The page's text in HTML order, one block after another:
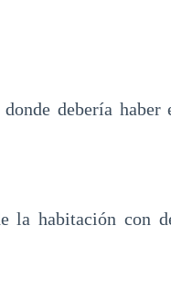
debería haber
la habitación con